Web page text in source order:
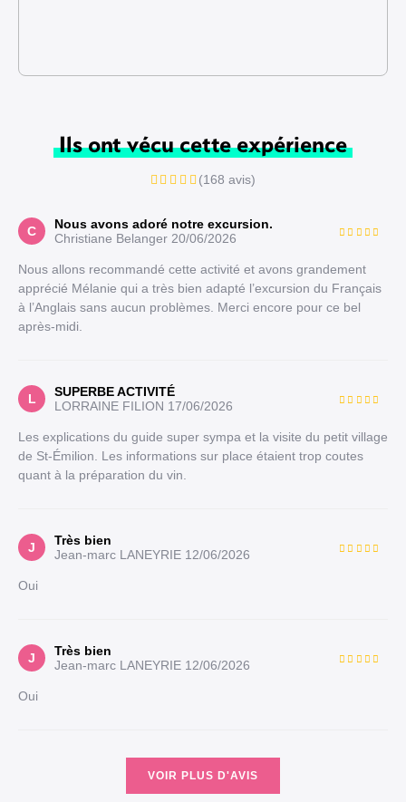
Ils ont vécu cette expérience
(168 avis)
C
Nous avons adoré notre excursion.
Christiane Belanger 20/06/2026
Nous allons recommandé cette activité et avons grandement
apprécié Mélanie qui a très bien adapté l’excursion du Français
à l’Anglais sans aucun problèmes. Merci encore pour ce bel
après-midi.
L
SUPERBE ACTIVITÉ
LORRAINE FILION 17/06/2026
Les explications du guide super sympa et la visite du petit village
de St-Émilion. Les informations sur place étaient trop coutes
quant à la préparation du vin.
J
Très bien
Jean-marc LANEYRIE 12/06/2026
Oui
J
Très bien
Jean-marc LANEYRIE 12/06/2026
Oui
VOIR PLUS D'AVIS